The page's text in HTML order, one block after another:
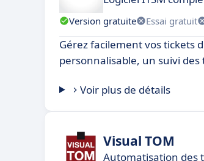
Version gratuite Essai gratuit
Gérez facilement vos tickets
personnalisable, un suivi
Voir plus de détails
Visual TOM
Automatisation des